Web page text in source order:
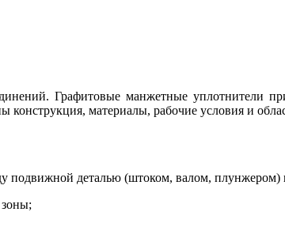
Графитовые манжетные уплотнители
материалы, рабочие условия и
подвижной деталью (штоком, валом,